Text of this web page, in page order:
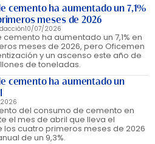
cemento ha aumentado un 7,1%
meses de 2026
10/07/2026
cemento ha aumentado un 7,1% en
meses de 2026, pero Oficemen
y un ascenso este año de
de toneladas.
cemento ha aumentado un
del consumo de cemento en
el mes de abril que lleva el
cuatro primeros meses de 2026
de un 9,3%.